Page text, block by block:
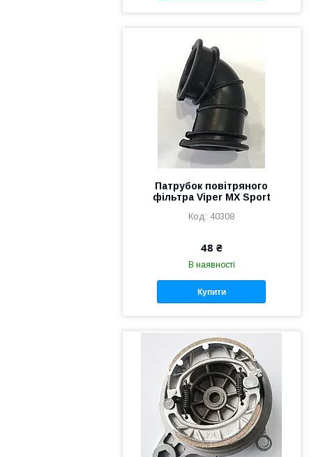
Патрубок повітряного
фільтра Viper MX Sport
40308
48 ₴
В наявності
Купити